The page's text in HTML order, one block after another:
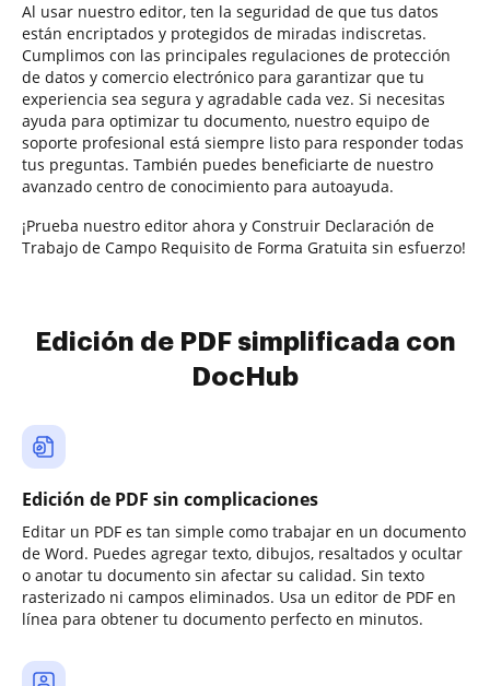
Al usar nuestro editor, ten la seguridad de que tus datos
están encriptados y protegidos de miradas indiscretas.
Cumplimos con las principales regulaciones de protección
de datos y comercio electrónico para garantizar que tu
experiencia sea segura y agradable cada vez. Si necesitas
ayuda para optimizar tu documento, nuestro equipo de
soporte profesional está siempre listo para responder todas
tus preguntas. También puedes beneficiarte de nuestro
avanzado centro de conocimiento para autoayuda.
¡Prueba nuestro editor ahora y Construir Declaración de
Trabajo de Campo Requisito de Forma Gratuita sin esfuerzo!
Edición de PDF simplificada con
DocHub
Edición de PDF sin complicaciones
Editar un PDF es tan simple como trabajar en un documento
de Word. Puedes agregar texto, dibujos, resaltados y ocultar
o anotar tu documento sin afectar su calidad. Sin texto
rasterizado ni campos eliminados. Usa un editor de PDF en
línea para obtener tu documento perfecto en minutos.